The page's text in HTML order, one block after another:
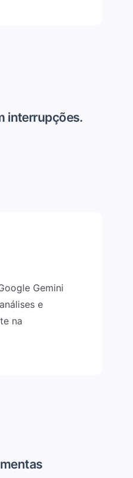
interrupções.
Gemini
e
na